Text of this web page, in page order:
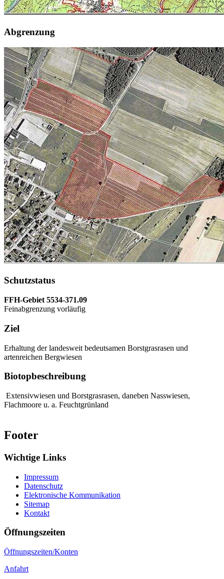
Abgrenzung
Schutzstatus
FFH-Gebiet 5534-371.09
Feinabgrenzung vorläufig
Ziel
Erhaltung der landesweit bedeutsamen Borstgrasrasen und
artenreichen Bergwiesen
Biotopbeschreibung
Extensivwiesen und Borstgrasrasen, daneben Nasswiesen,
Flachmoore u. a. Feuchtgrünland
Footer
Wichtige Links
Impressum
Datenschutz
Elektronische Kommunikation
Sitemap
Kontakt
Öffnungszeiten
Öffnungszeiten/Konten
Anfahrt